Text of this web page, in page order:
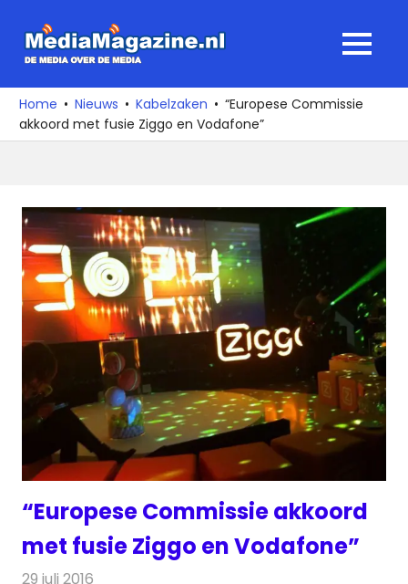
naar
media
over
de
MENU
Home Nieuws Kabelzaken
“Europese Commissie
akkoord met fusie Ziggo en Vodafone”
“Europese Commissie akkoord
met fusie Ziggo en Vodafone”
29 juli 2016